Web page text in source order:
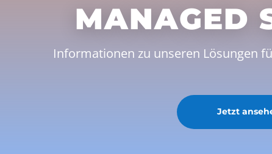
MANAGED
Informationen zu unseren Lösungen
Jetzt